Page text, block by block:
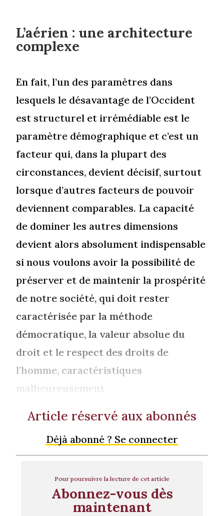
L’aérien : une architecture
complexe
En fait, l’un des paramètres dans
lesquels le désavantage de l’Occident
est structurel et irrémédiable est le
paramètre démographique et c’est un
facteur qui, dans la plupart des
circonstances, devient décisif, surtout
lorsque d’autres facteurs de pouvoir
deviennent comparables. La capacité
de dominer les autres dimensions
devient alors absolument indispensable
si nous voulons avoir la possibilité de
préserver et de maintenir la prospérité
de notre société, qui doit rester
caractérisée par la méthode
démocratique, la valeur absolue du
droit et le respect des droits de
l’homme, caractéristiques
malheureusement
Article réservé aux abonnés
Déjà abonné ? Se connecter
Pour poursuivre la lecture de cet article
Abonnez-vous dès
maintenant